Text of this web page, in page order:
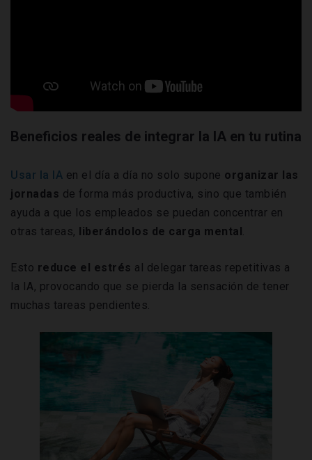
Beneficios reales de integrar la IA en tu rutina
Usar la IA en el día a día no solo supone organizar las
jornadas de forma más productiva, sino que también
ayuda a que los empleados se puedan concentrar en
otras tareas, liberándolos de carga mental.
Esto reduce el estrés al delegar tareas repetitivas a
la IA, provocando que se pierda la sensación de tener
muchas tareas pendientes.